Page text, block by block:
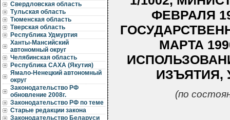
Свердловская область
Тульская область
Тюменская область
Тверская область
Республика Удмуртия
Ханты-Мансийский
автономный округ
Челябинская область
Республика САХА (Якутия)
Ямало-Ненецкий автономный
округ
Законодательство РФ
обновление 2008г.
Законодательство РФ по теме
Старые редакции закона
Законодательство Беларуси
ФЕВРАЛЯ
МАРТА
ИЗЪЯТИЯ,
(по